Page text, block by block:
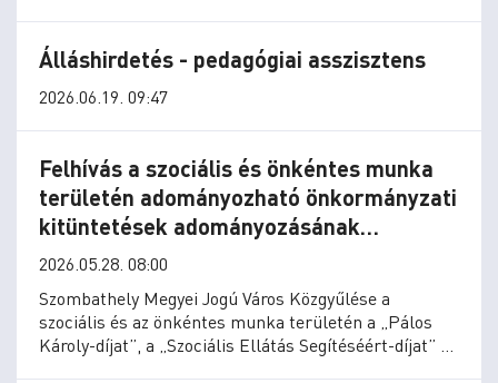
Álláshirdetés - pedagógiai asszisztens
2026.06.19. 09:47
Felhívás a szociális és önkéntes munka
területén adományozható önkormányzati
kitüntetések adományozásának
kezdeményezésére
2026.05.28. 08:00
Szombathely Megyei Jogú Város Közgyűlése a
szociális és az önkéntes munka területén a „Pálos
Károly-díjat”, a „Szociális Ellátás Segítéséért-díjat” és